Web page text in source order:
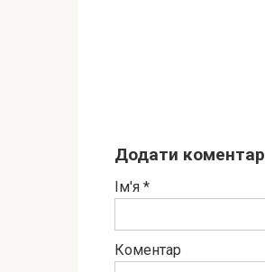
Додати коментар
Ім'я *
Коментар